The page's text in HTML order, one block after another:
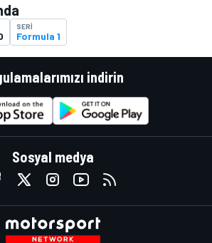
SERI
Formula 1
indirin
Sosyal medya